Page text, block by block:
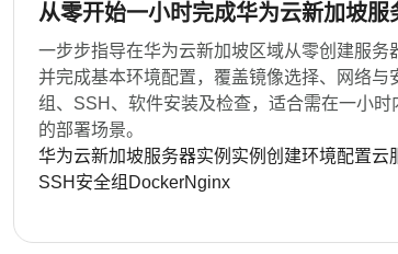
从零开始一小时完成华为云新加坡服
实例创建与环境配置
一步步指导在华为云新加坡区域从零创建服务
并完成基本环境配置，覆盖镜像选择、网络与
组、SSH、软件安装及检查，适合需在一小时
的部署场景。
华为云新加坡服务器实例 实例创建环境配置云
SSH 安全组 DockerNginx